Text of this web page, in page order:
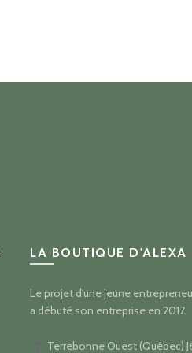
LA BOUTIQUE D'ALEXA
Le projet d'une jeune
a débuté son entreprise en 2017.
Terrebonne Ouest (Québec)